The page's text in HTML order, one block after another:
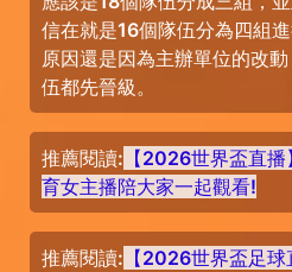
信在就是16個隊伍分為四組
原因還是因為主辦單位的改
伍都先晉級。
推薦閱讀: 【2026世界盃直
育女主播陪大家一起觀看!
推薦閱讀: 【2026世界盃足